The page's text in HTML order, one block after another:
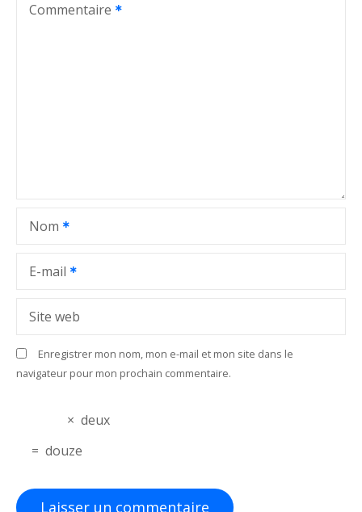
t
i
Commentaire
Nom
E-mail
Site web
Enregistrer mon nom, mon e-mail et mon site dans le
navigateur pour mon prochain commentaire.
× deux
= douze